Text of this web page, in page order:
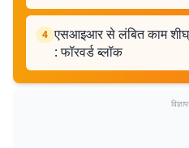
4 एसआइआर से लंबित काम
: फॉरवर्ड ब्लॉक